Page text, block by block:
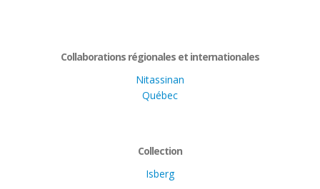
Collaborations régionales et internationales
Nitassinan
Québec
Collection
Isberg